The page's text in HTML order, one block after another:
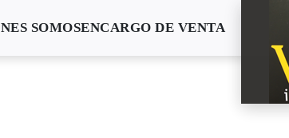
SOMOSENCARGO DE VENTA